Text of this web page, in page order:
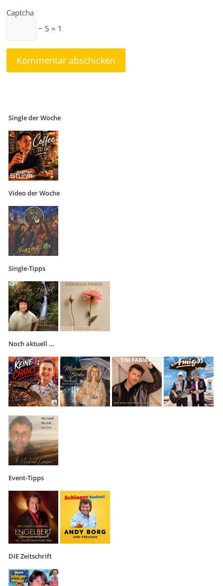
Captcha
− 5 = 1
Single der Woche
Video der Woche
Single-Tipps
Noch aktuell …
Event-Tipps
DIE Zeitschrift